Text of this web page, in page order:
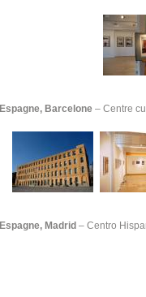
Espagne, Barcelone – Centre
Espagne, Madrid – Centro